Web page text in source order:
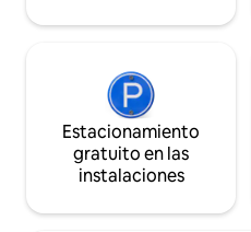
Estacionamiento
gratuito en las
instalaciones